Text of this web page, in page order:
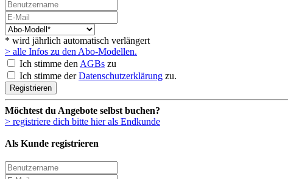
* wird jährlich automatisch verlängert
> alle Infos zu den Abo-Modellen.
Ich stimme den AGBs zu
Ich stimme derDatenschutzerklärung zu.
Registrieren
Möchtest du Angebote selbst buchen?
> registriere dich bitte hier als Endkunde
Als Kunde registrieren